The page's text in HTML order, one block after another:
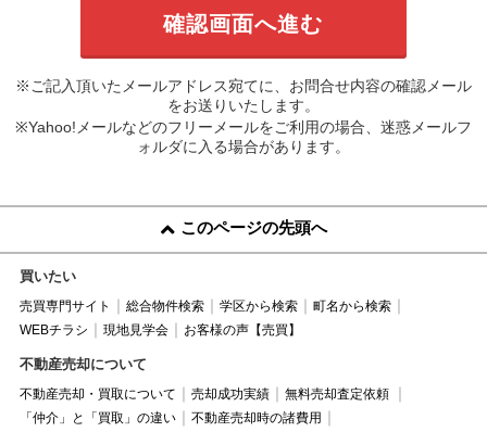
※ご記入頂いたメールアドレス宛てに、お問合せ内容の確認メール
をお送りいたします。
※Yahoo!メールなどのフリーメールをご利用の場合、迷惑メールフ
ォルダに入る場合があります。
このページの先頭へ
買いたい
売買専門サイト 総合物件検索 学区から検索
町名から検索
WEBチラシ
現地見学会 お客様の声【売買】
不動産売却について
不動産売却・買取について 売却成功実績
無料売却査定依頼
「仲介」と「買取」の違い
不動産売却時の諸費用